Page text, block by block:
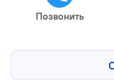
Позвонить